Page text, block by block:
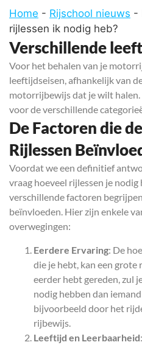
Home - Rijschool nieuws -
rijlessen ik nodig heb?
Verschillende
Voor het behalen van je
leeftijdseisen, afhankelijk van
motorrijbewijs dat je wilt
voor de verschillende
De Factoren die
Rijlessen
Voordat we een definitief
vraag hoeveel rijlessen je
verschillende factoren
beïnvloeden. Hier zijn enkele
overwegingen:
Eerdere Ervaring: De
die je hebt, kan een grote
eerder hebt gereden, zul
nodig hebben dan
bijvoorbeeld door het
rijbewijs.
Leeftijd en Leerbaarheid